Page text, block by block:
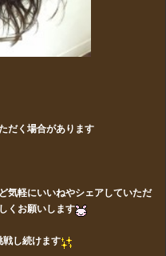
だく場合があります
気軽にいいねやシェアしていただ
くお願いします
戦し続けます